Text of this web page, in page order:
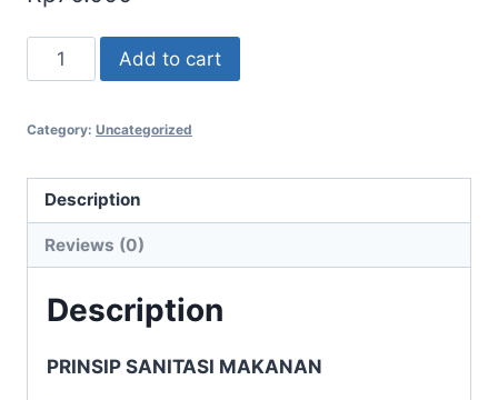
PRINSIP SANITASI
MAKANAN
Rp70.000
PRINSIP
SANITASI
MAKANAN
quantity